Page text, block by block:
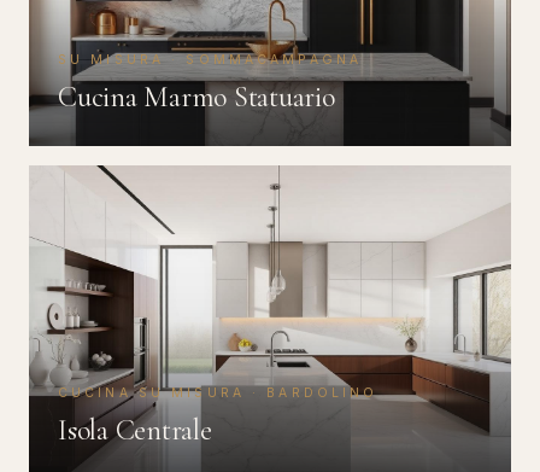
SU MISURA · SOMMACAMPAGNA
Cucina Marmo Statuario
CUCINA SU MISURA · BARDOLINO
Isola Centrale